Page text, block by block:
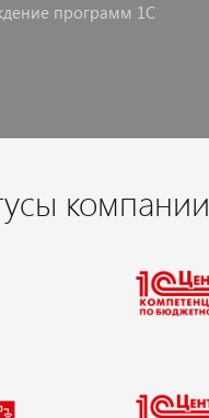
программ 1С
компании